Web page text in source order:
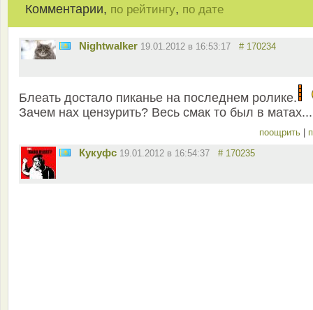
Комментарии, по рейтингу, по дате
Nightwalker 19.01.2012 в 16:53:17 # 170234
Блеать достало пиканье на последнем ролике.
Зачем нах цензурить? Весь смак то был в матах...
поощрить
Кукуфс 19.01.2012 в 16:54:37 # 170235